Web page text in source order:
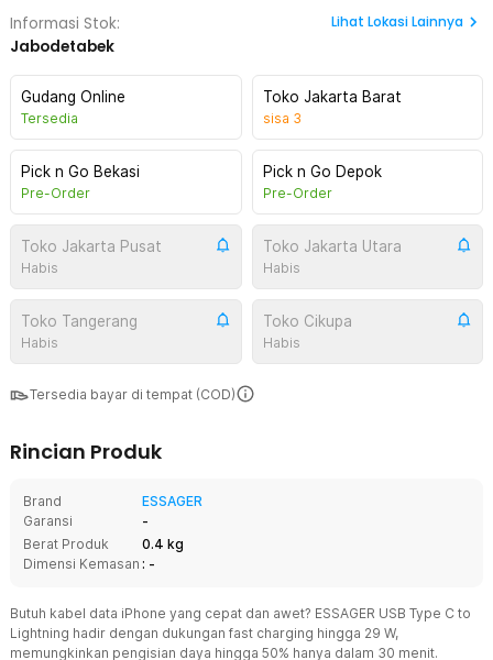
Informasi Stok:
Jabodetabek
Lihat Lokasi Lainnya
Gudang Online
Tersedia
Toko Jakarta Barat
sisa 3
Pick n Go Bekasi
Pre-Order
Pick n Go Depok
Pre-Order
Toko Jakarta Pusat
Habis
Toko Jakarta Utara
Habis
Toko Tangerang
Habis
Toko Cikupa
Habis
Tersedia bayar di tempat (COD)
Rincian Produk
Brand
ESSAGER
Garansi
-
Berat Produk
0.4 kg
Dimensi Kemasan : -
Butuh kabel data iPhone yang cepat dan awet? ESSAGER USB Type C to
Lightning hadir dengan dukungan fast charging hingga 29 W,
memungkinkan pengisian daya hingga 50% hanya dalam 30 menit.